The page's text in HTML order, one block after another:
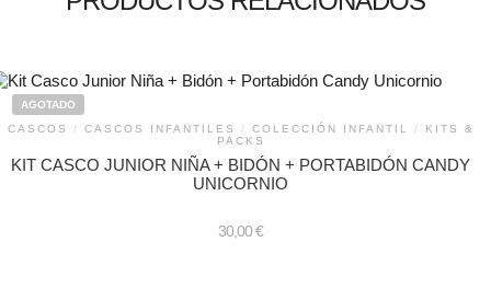
pueden
elegir
en
la
de
AGOTADO
CASCOS
/ CASCOS INFANTILES / COLECCIÓN INFANTIL /
KITS &
PACKS
KIT CASCO JUNIOR NIÑA + BIDÓN + PORTABIDÓN CANDY
UNICORNIO
30,00€